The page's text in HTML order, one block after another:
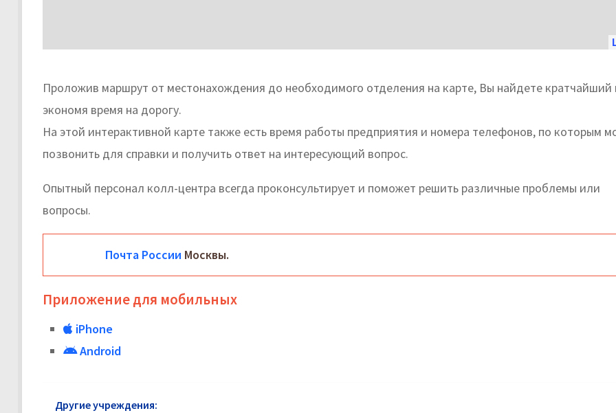
Проложив маршрут от местонахождения до необходимого отделения на карте, Вы найдете кратчайший
экономя время на дорогу.
На этой интерактивной карте также есть время работы предприятия и номера телефонов, по которым
позвонить для справки и получить ответ на интересующий вопрос.
Опытный персонал колл-центра всегда проконсультирует и поможет решить различные проблемы или
вопросы.
Почта России Москвы.
Приложение для мобильных
iPhone
Android
Другие учреждения: